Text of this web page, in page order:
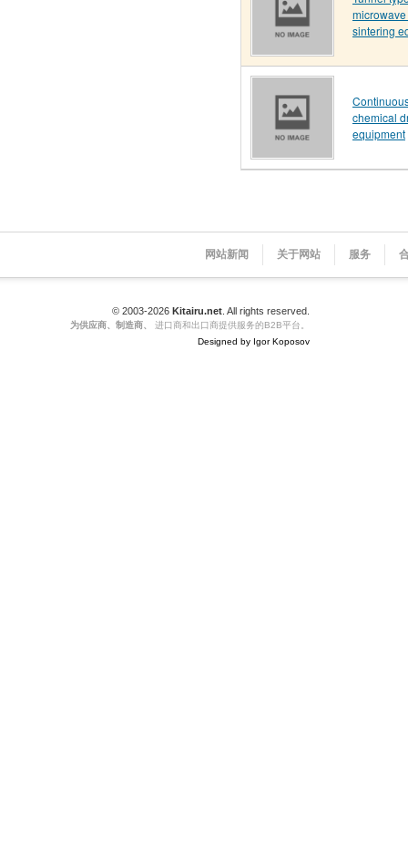
sintering
chemical
equipment
网站新闻 关于网站 服务
© 2003-2026 Kitairu.net . All rights reserved.
为供应商、制造商、
进口商和出口商提供服务的B2B平台。
Designed by Igor Koposov